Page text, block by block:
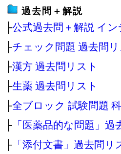
過去問＋解説
├公式過去問＋解説 イン
├チェック問題 過去問リ
├漢方 過去問リスト
├生薬 過去問リスト
├全ブロック 試験問題
├ 「医薬品的な問題」過
├ 「添付文書」過去問リ